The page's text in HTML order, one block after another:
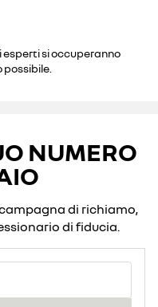
esperti si occuperanno
NUMERO
di richiamo,
di fiducia.